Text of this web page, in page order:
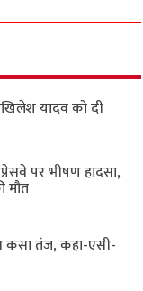
यादव को दी
पर भीषण हादसा,
मौत
कसा तंज, कहा-एसी-